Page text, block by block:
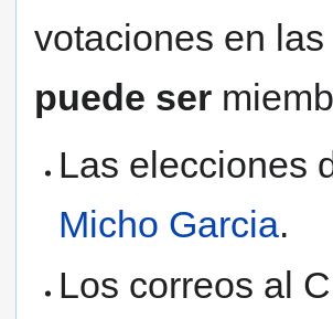
votaciones en
puede ser
Las elecciones
Micho Garcia.
Los correos al